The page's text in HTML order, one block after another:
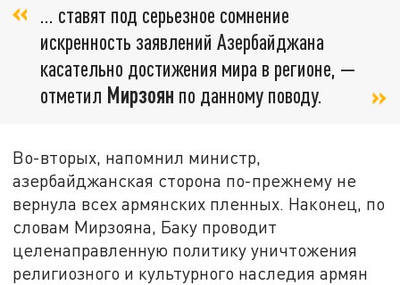
… ставят под серьезное сомнение
искренность заявлений Азербайджана
касательно достижения мира в регионе, —
отметил Мирзоян по данному поводу.
Во-вторых, напомнил министр,
азербайджанская сторона по-прежнему не
вернула всех армянских пленных. Наконец, по
словам Мирзояна, Баку проводит
целенаправленную политику уничтожения
религиозного и культурного наследия армян